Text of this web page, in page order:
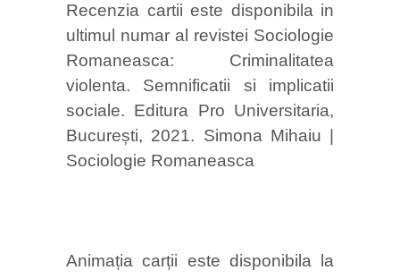
Recenzia cartii este disponibila in
ultimul numar al revistei Sociologie
Romaneasca: Criminalitatea
violenta. Semnificatii si implicatii
sociale. Editura Pro Universitaria,
București, 2021. Simona Mihaiu |
Sociologie Romaneasca
Animația carții este disponibila la